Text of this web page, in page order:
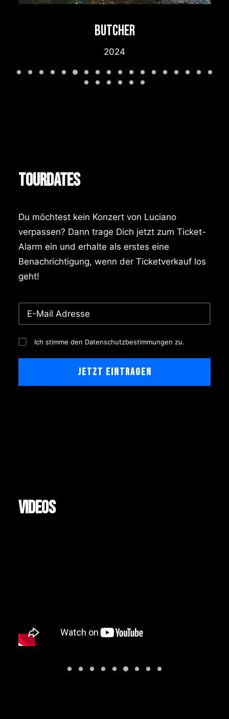
Butcher
2024
TOURDATES
Du möchtest kein Konzert von Luciano
verpassen? Dann trage Dich jetzt zum Ticket-
Alarm ein und erhalte als erstes eine
Benachrichtigung, wenn der Ticketverkauf los
geht!
Ich stimme den Datenschutzbestimmungen zu.
VIDEOS